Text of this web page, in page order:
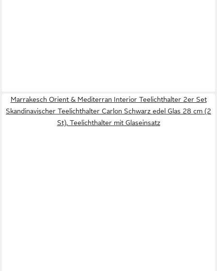
Marrakesch Orient & Mediterran Interior Teelichthalter 2er Set
Skandinavischer Teelichthalter Carlon Schwarz edel Glas 28 cm (2
St), Teelichthalter mit Glaseinsatz